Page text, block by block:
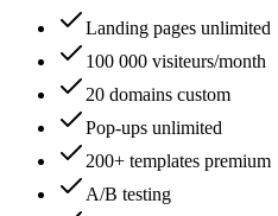
Landing pages unlimited
100 000 visiteurs/month
20 domains custom
Pop-ups unlimited
200+ templates premium
A/B testing